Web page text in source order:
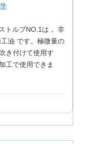
トルブNO.1は， 非
油 です。極微量の
き付けて使用す
工で使用できま